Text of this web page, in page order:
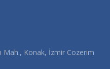
Mah., Konak, İzmir Cozerim